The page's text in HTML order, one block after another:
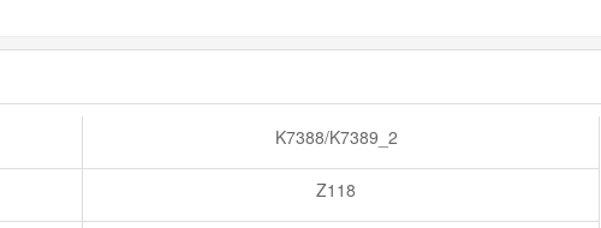
K7388/K7389_2
Z118